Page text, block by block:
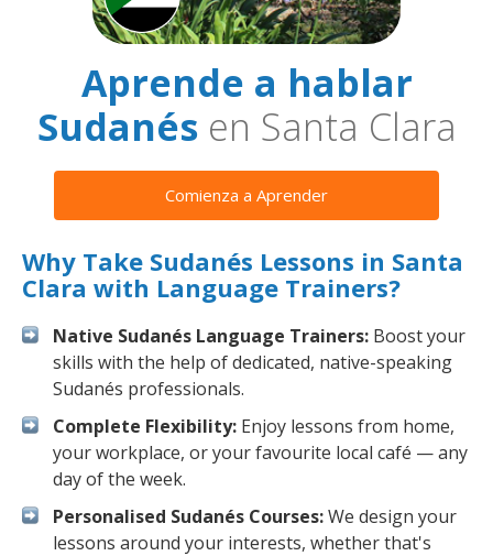
Aprende a hablar
Sudanésen Santa Clara
Comienza a Aprender
Why Take Sudanés Lessons in Santa
Clara with Language Trainers?
Native Sudanés Language Trainers: Boost your
skills with the help of dedicated, native-speaking
Sudanés professionals.
Complete Flexibility: Enjoy lessons from home,
your workplace, or your favourite local café — any
day of the week.
Personalised Sudanés Courses:We design your
lessons around your interests, whether that's